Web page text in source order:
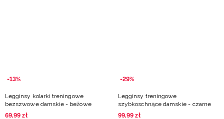
-13%
Legginsy kolarki treningowe
bezszwowe damskie - beżowe
69,99 zł
-29%
Legginsy treningowe
szybkoschnące damskie - czarne
99,99 zł